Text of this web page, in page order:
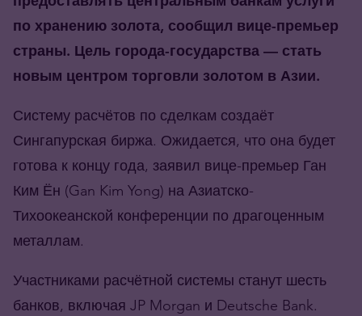
по хранению золота, сообщил вице-премьер
страны. Цель города-государства — стать
новым центром торговли золотом в Азии.
Систему расчётов по сделкам создаёт
Сингапурская биржа. Ожидается, что она будет
готова к концу года, заявил вице-премьер Ган
Ким Ён (Gan Kim Yong) на Азиатско-
Тихоокеанской конференции по драгоценным
металлам.
Участниками расчётной системы станут шесть
банков, включая JP Morgan и Deutsche Bank.